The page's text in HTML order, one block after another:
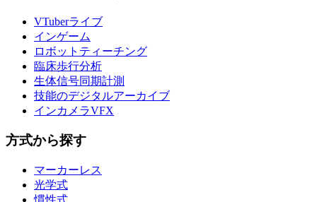
VTuberライブ
インゲーム
ロボットティーチング
臨床歩行分析
生体信号同期計測
技能のデジタルアーカイブ
インカメラVFX
方式から探す
マーカーレス
光学式
慣性式